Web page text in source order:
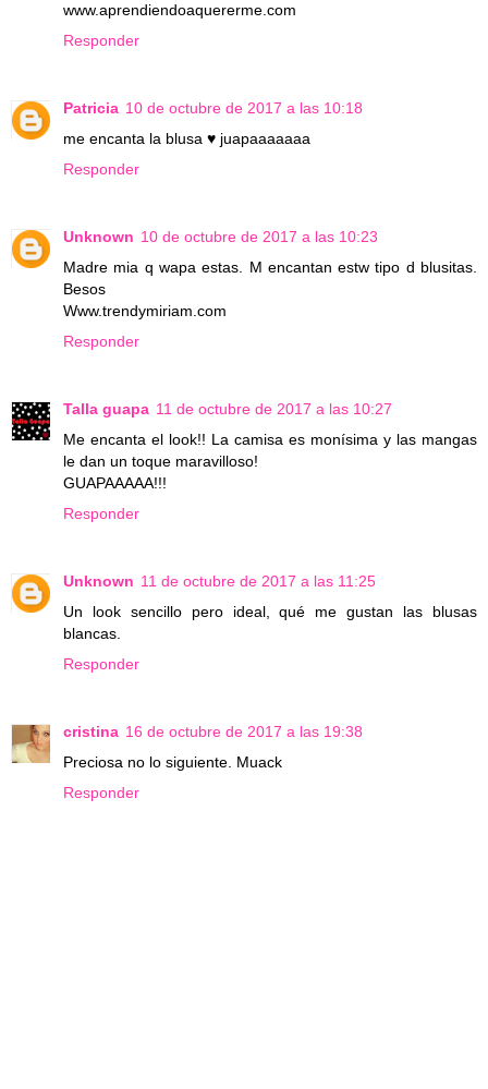
www.aprendiendoaquererme.com
Responder
Patricia 10 de octubre de 2017 a las 10:18
me encanta la blusa ♥ juapaaaaaaa
Responder
Unknown 10 de octubre de 2017 a las 10:23
Madre mia q wapa estas. M encantan estw tipo d blusitas.
Besos
Www.trendymiriam.com
Responder
Talla guapa 11 de octubre de 2017 a las 10:27
Me encanta el look!! La camisa es monísima y las mangas
le dan un toque maravilloso!
GUAPAAAAA!!!
Responder
Unknown 11 de octubre de 2017 a las 11:25
Un look sencillo pero ideal, qué me gustan las blusas
blancas.
Responder
cristina 16 de octubre de 2017 a las 19:38
Preciosa no lo siguiente. Muack
Responder